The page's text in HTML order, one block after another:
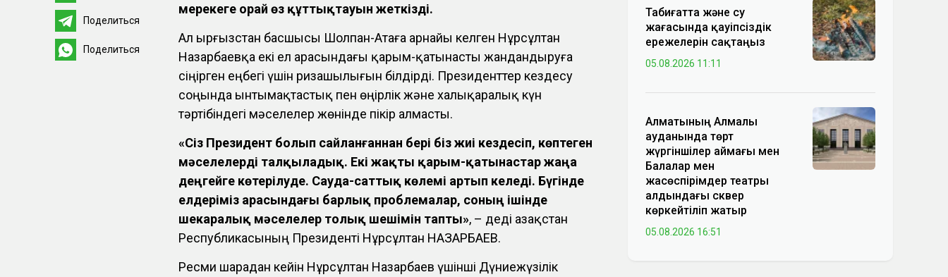
Поделиться
Поделиться
мерекеге орай өз құттықтауын жеткізді.
Ал Қырғызстан басшысы Шолпан-Атаға арнайы келген Нұрсұлтан
Назарбаевқа екі ел арасындағы қарым-қатынасты жандандыруға
сіңірген еңбегі үшін ризашылығын білдірді. Президенттер кездесу
соңында ынтымақтастық пен өңірлік және халықаралық күн
тәртібіндегі мәселелер жөнінде пікір алмасты.
«Сіз Президент болып сайланғаннан бері біз жиі кездесіп, көптеген
мәселелерді талқыладық. Екі жақты қарым-қатынастар жаңа
деңгейге көтерілуде. Сауда-саттық көлемі артып келеді. Бүгінде
елдеріміз арасындағы барлық проблемалар, соның ішінде
шекаралық мәселелер толық шешімін тапты», – деді Қазақстан
Республикасының Президенті Нұрсұлтан НАЗАРБАЕВ.
Ресми шарадан кейін Нұрсұлтан Назарбаев үшінші Дүниежүзілік
Табиғатта және су
жағасында қауіпсіздік
ережелерін сақтаңыз
05.08.2026 11:11
Алматының Алмалы
ауданында төрт
жүргіншілер аймағы мен
Балалар мен
жасөспірімдер театры
алдындағы сквер
көркейтіліп жатыр
05.08.2026 16:51